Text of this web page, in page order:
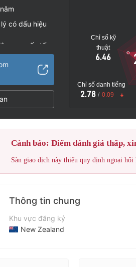
có dấu hiệu
vụ quốc tế
Chỉ số kỹ
thuật
6.46
Chỉ số danh tiếng
2.78 / 0.09
Cảnh báo: Điểm đánh giá thấp,
Sàn giao dịch này thiếu quy định ngoại
Thông tin chung
Khu vực đăng ký
New Zealand